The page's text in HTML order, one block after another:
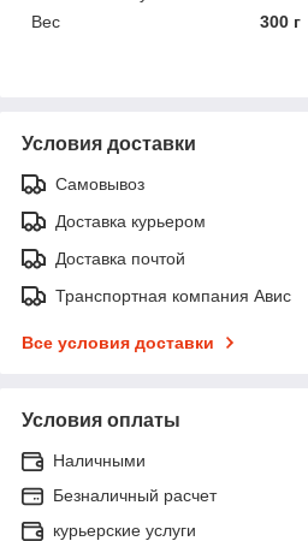
Вес
300 г
Условия доставки
Самовывоз
Доставка курьером
Доставка почтой
Транспортная компания Авис
Все условия доставки
Условия оплаты
Наличными
Безналичный расчет
курьерские услуги